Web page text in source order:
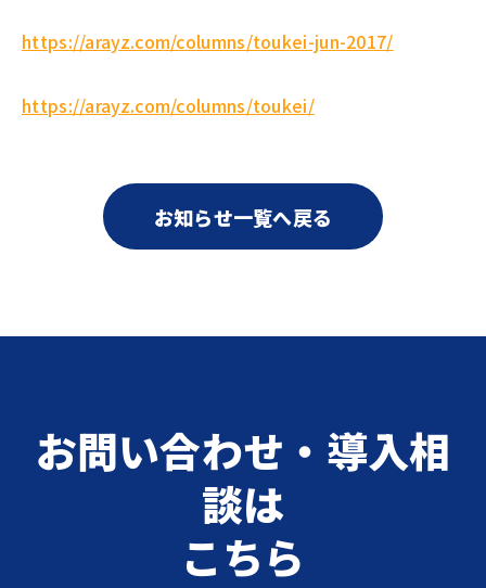
https://arayz.com/columns/toukei-jun-2017/
https://arayz.com/columns/toukei/
お知らせ一覧へ戻る
お問い合わせ・導入相
談は
こちら